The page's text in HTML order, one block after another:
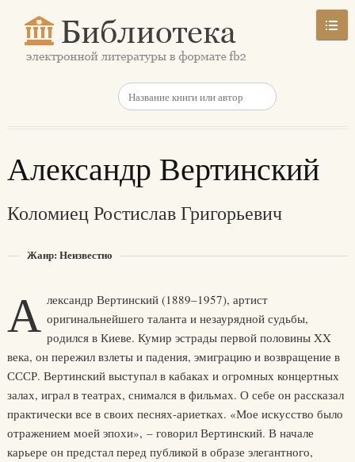
Александр Вертинский
Коломиец Ростислав Григорьевич
Жанр: Неизвестно
А лександр Вертинский (1889–1957), артист
оригинальнейшего таланта и незаурядной судьбы,
родился в Киеве. Кумир эстрады первой половины XX
века, он пережил взлеты и падения, эмиграцию и возвращение в
СССР. Вертинский выступал в кабаках и огромных концертных
залах, играл в театрах, снимался в фильмах. О себе он рассказал
практически все в своих песнях-ариетках. «Мое искусство было
отражением моей эпохи», – говорил Вертинский. В начале
карьере он предстал перед публикой в образе элегантного,